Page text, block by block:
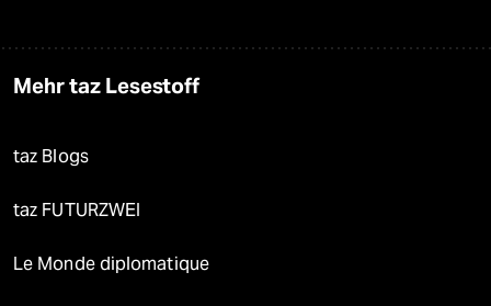
Mehr taz Lesestoff
taz Blogs
taz FUTURZWEI
Le Monde diplomatique